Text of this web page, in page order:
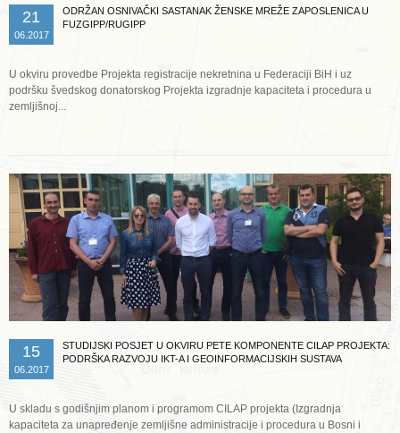
21
06.2017
ODRŽAN OSNIVAČKI SASTANAK ŽENSKE MREŽE ZAPOSLENICA U
FUZGIPP/RUGIPP
U okviru provedbe Projekta registracije nekretnina u Federaciji BiH i uz
podršku švedskog donatorskog Projekta izgradnje kapaciteta i procedura u
zemljišnoj...
15
06.2017
STUDIJSKI POSJET U OKVIRU PETE KOMPONENTE CILAP PROJEKTA:
PODRŠKA RAZVOJU IKT-A I GEOINFORMACIJSKIH SUSTAVA
U skladu s godišnjim planom i programom CILAP projekta (Izgradnja
kapaciteta za unapređenje zemljišne administracije i procedura u Bosni i